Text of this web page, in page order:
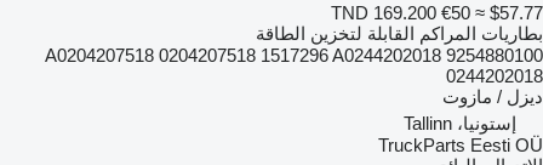
TND 169.200 €50 ≈ $57.77
بطاريات المراكم القابلة لتخزين الطاقة
9254880100 A0204207518 0204207518 1517296 A0244202018
0244202018
ديزل / مازوت
إستونيا، Tallinn
TruckParts Eesti OÜ